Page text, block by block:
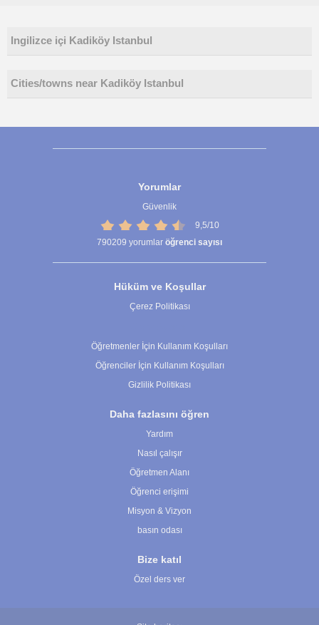
Ingilizce içi Kadiköy Istanbul
Cities/towns near Kadiköy Istanbul
Yorumlar
Güvenlik
9,5/10
790209 yorumlar öğrenci sayısı
Hüküm ve Koşullar
Çerez Politikası
Öğretmenler İçin Kullanım Koşulları
Öğrenciler İçin Kullanım Koşulları
Gizlilik Politikası
Daha fazlasını öğren
Yardım
Nasıl çalışır
Öğretmen Alanı
Öğrenci erişimi
Misyon & Vizyon
basın odası
Bize katıl
Özel ders ver